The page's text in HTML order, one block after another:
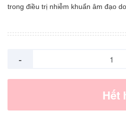
trong điều trị nhiễm khuẩn âm đạo
-
Hết